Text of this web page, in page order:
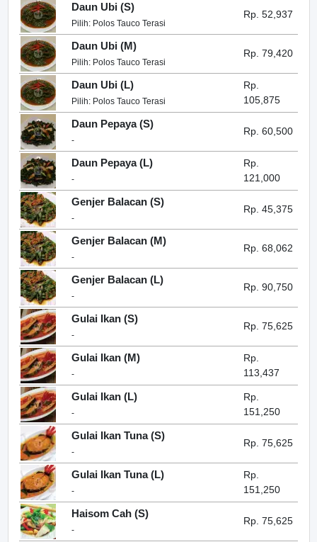
Daun Ubi (S)
Pilih: Polos Tauco Terasi
Rp. 52,937
Daun Ubi (M)
Pilih: Polos Tauco Terasi
Rp. 79,420
Daun Ubi (L)
Pilih: Polos Tauco Terasi
Rp.
105,875
Daun Pepaya (S)
-
Rp. 60,500
Daun Pepaya (L)
-
Rp.
121,000
Genjer Balacan (S)
-
Rp. 45,375
Genjer Balacan (M)
-
Rp. 68,062
Genjer Balacan (L)
-
Rp. 90,750
Gulai Ikan (S)
-
Rp. 75,625
Gulai Ikan (M)
-
Rp.
113,437
Gulai Ikan (L)
-
Rp.
151,250
Gulai Ikan Tuna (S)
-
Rp. 75,625
Gulai Ikan Tuna (L)
-
Rp.
151,250
Haisom Cah (S)
-
Rp. 75,625